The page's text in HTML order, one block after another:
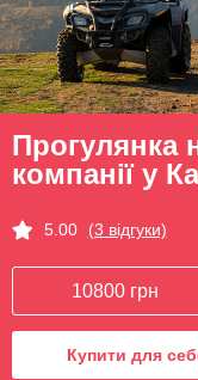
Прогулянка
компанії у
5.00 (3 відгуки)
10800 грн
Купити для